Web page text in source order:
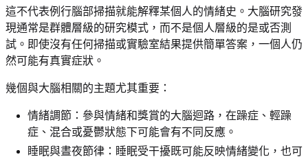
這不代表例行腦部掃描就能解釋某個人的情緒史。大腦研究發
現通常是群體層級的研究模式，而不是個人層級的是或否測
試。即使沒有任何掃描或實驗室結果提供簡單答案，一個人仍
然可能有真實症狀。
幾個與大腦相關的主題尤其重要：
情緒調節：參與情緒和獎賞的大腦迴路，在躁症、輕躁
症、混合或憂鬱狀態下可能會有不同反應。
睡眠與晝夜節律：睡眠受干擾既可能反映情緒變化，也可